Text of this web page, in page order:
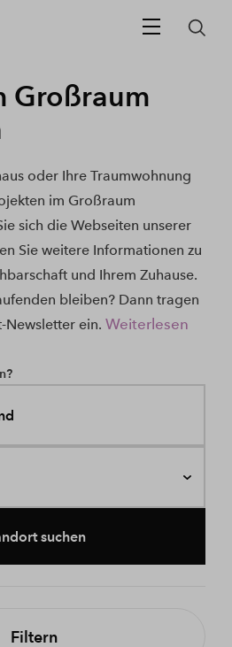
Großraum
oder Ihre Traumwohnung
im Großraum
sich die Webseiten unserer
Sie weitere Informationen zu
und Ihrem Zuhause.
bleiben? Dann tragen
Newsletter ein. Weiterlesen
suchen
Filtern